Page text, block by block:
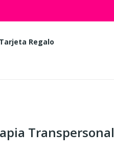
Tarjeta Regalo
Transpersonal